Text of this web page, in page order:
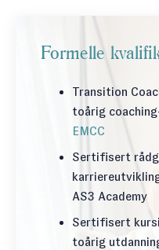
Formelle
Transition
toårig
EMCC
Sertifisert
AS3 Academy
Sertifisert
toårig